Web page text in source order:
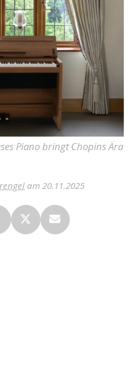
Piano bringt Chopins Ära
am 20.11.2025